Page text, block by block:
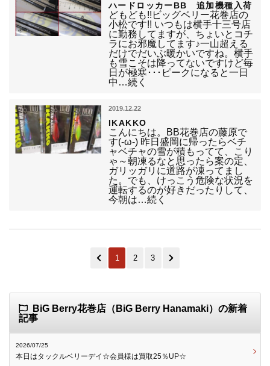
ハードロッカーBB 追加機種入荷
どもども!!ビッグベリー花巻店の
小松です!! いつもは横手十三号店
に勤務してますが、ちょいとコチ
ラにお邪魔してます♪一山超える
だけでだいぶ暖かいですね。横手
も雪こそは降ってないですけど毎
日が極寒･･･ピークになると一日
中…続く
2019.12.22
IKAKKO
こんにちは。BB花巻店の藤原で
す(-ω-) 昨日盛岡に帰ったらベチ
ャベチャの雪が積もってて、こり
ゃ～朝凍るなと思ったら案の定、
ガリッガリに道路が凍ってまし
た。でも、けっこう危険な状況を
運転するのが好きだったりして、
今朝は…続く
1 2 3
BiG Berry花巻店（BiG Berry Hanamaki）の新着
記事
2026/07/25
本日はタックルベリーデイ☆会員様は買取25％UP☆